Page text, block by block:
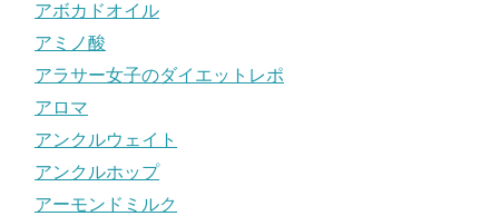
アボカドオイル
アミノ酸
アラサー女子のダイエットレポ
アロマ
アンクルウェイト
アンクルホップ
アーモンドミルク